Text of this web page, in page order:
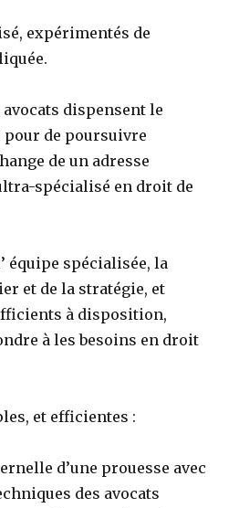
expérimentés de
avocats dispensent le
de poursuivre
de un adresse
spécialisé en droit de
équipe spécialisée, la
et de la stratégie, et
à disposition,
à les besoins en droit
et efficientes :
d’une prouesse avec
des avocats